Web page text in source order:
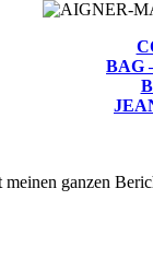
BAG
meinen ganzen